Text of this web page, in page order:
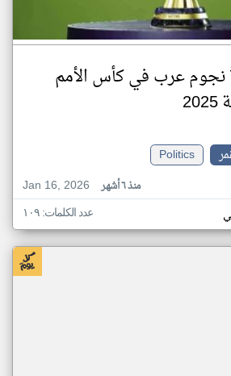
أفضل 7 نجوم عرب في كأس الأمم
Politics
Jan 16, 2026
منذ ٦ أشهر
عدد الكلمات: ١٠٩